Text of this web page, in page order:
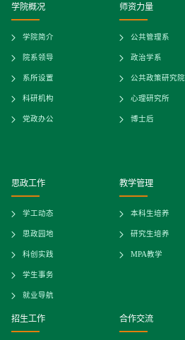
学院概况
学院简介
院系领导
系所设置
科研机构
党政办公
师资力量
公共管理系
政治学系
公共政策研究院
心理研究所
博士后
思政工作
学工动态
思政园地
科创实践
学生事务
就业导航
教学管理
本科生培养
研究生培养
MPA教学
招生工作 合作交流